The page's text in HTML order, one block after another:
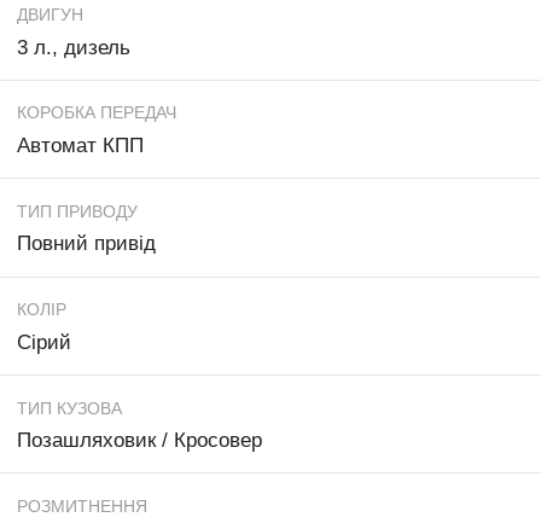
ДВИГУН
3 л., дизель
КОРОБКА ПЕРЕДАЧ
Автомат КПП
ТИП ПРИВОДУ
Повний привід
КОЛІР
Сірий
ТИП КУЗОВА
Позашляховик / Кросовер
РОЗМИТНЕННЯ